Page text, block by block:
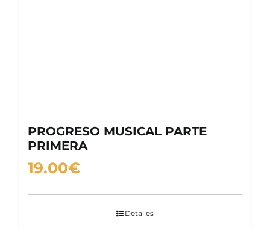
PROGRESO MUSICAL PARTE
PRIMERA
19.00€
Detalles